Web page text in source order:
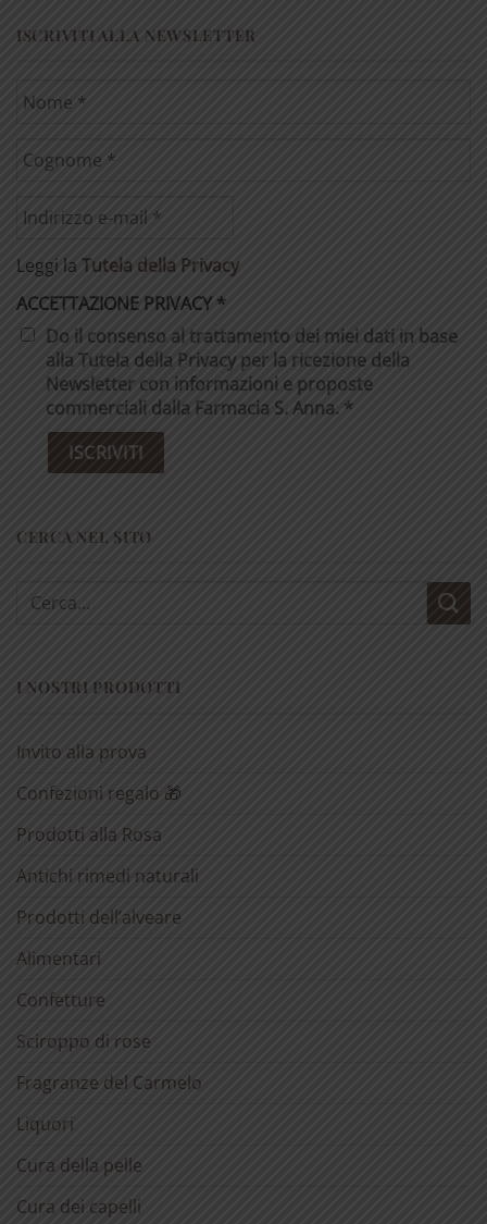
ISCRIVITI ALLA NEWSLETTER
Leggi la Tutela della Privacy
ACCETTAZIONE PRIVACY*
Do il consenso al trattamento dei miei dati in base
alla Tutela della Privacy per la ricezione della
Newsletter con informazioni e proposte
commerciali dalla Farmacia S. Anna. *
CERCA NEL SITO
Cerca:
I NOSTRI PRODOTTI
Invito alla prova
Confezioni regalo 🎁
Prodotti alla Rosa
Antichi rimedi naturali
Prodotti dell’alveare
Alimentari
Confetture
Sciroppo di rose
Fragranze del Carmelo
Liquori
Cura della pelle
Cura dei capelli